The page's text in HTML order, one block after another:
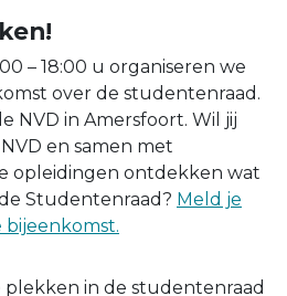
– 18:00 u organiseren we
over de studentenraad.
NVD in Amersfoort. Wil jij
en samen met
opleidingen ontdekken wat
Studentenraad? Meld je
bijeenkomst.
plekken in de studentenraad